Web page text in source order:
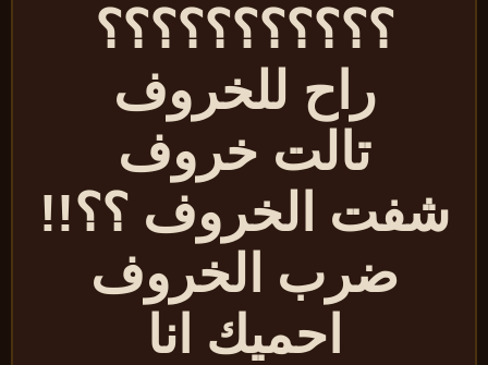
؟؟؟؟؟؟؟؟؟؟؟
راح للخروف
تالت خروف
شفت الخروف ؟؟!!
ضرب الخروف
احميك انا